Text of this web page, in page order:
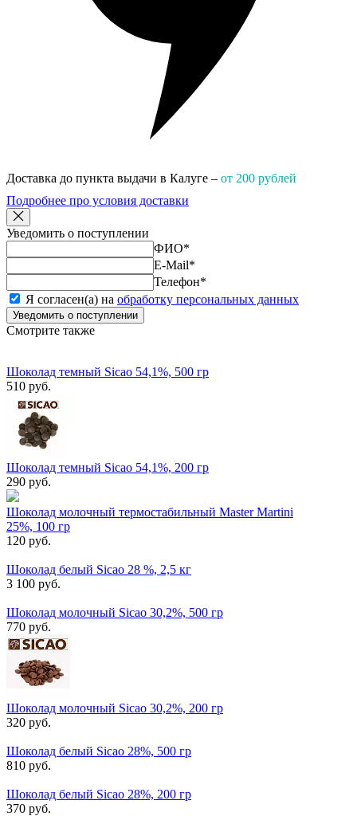
Доставка до пункта выдачи в Калуге – от 200 рублей
Подробнее про условия доставки
Уведомить о поступлении
ФИО*
E-Mail*
Телефон*
Я согласен(а) на обработку персональных данных
Уведомить о поступлении
Смотрите также
Шоколад темный Sicao 54,1%, 500 гр
510 руб.
Шоколад темный Sicao 54,1%, 200 гр
290 руб.
Шоколад молочный термостабильный Master Martini
25%, 100 гр
120 руб.
Шоколад белый Sicao 28 %, 2,5 кг
3 100 руб.
Шоколад молочный Sicao 30,2%, 500 гр
770 руб.
Шоколад молочный Sicao 30,2%, 200 гр
320 руб.
Шоколад белый Sicao 28%, 500 гр
810 руб.
Шоколад белый Sicao 28%, 200 гр
370 руб.